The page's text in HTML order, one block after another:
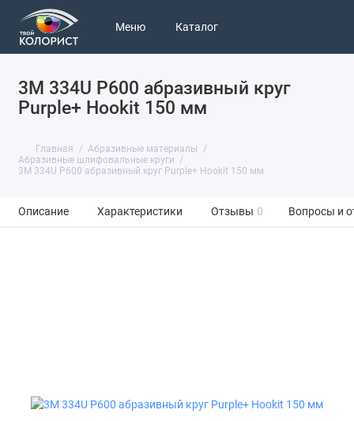
Меню Каталог
3M 334U P600 абразивный круг
Purple+ Hookit 150 мм
Главная
Абразивные материалы
Абразивные шлифовальные круги
3M 334U P600 абразивный круг Purple+ Hookit 150 мм
Описание Характеристики Отзывы 0 Вопросы и